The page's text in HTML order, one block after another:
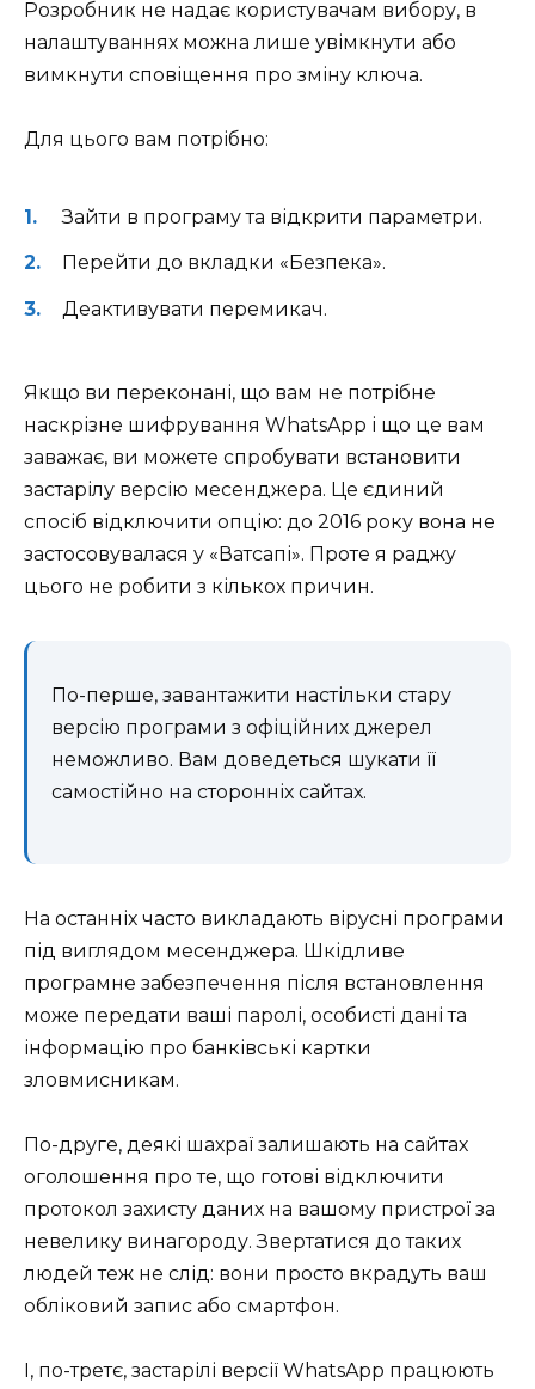
Розробник не надає користувачам вибору, в
налаштуваннях можна лише увімкнути або
вимкнути сповіщення про зміну ключа.
Для цього вам потрібно:
Зайти в програму та відкрити параметри.
Перейти до вкладки «Безпека».
Деактивувати перемикач.
Якщо ви переконані, що вам не потрібне
наскрізне шифрування WhatsApp і що це вам
заважає, ви можете спробувати встановити
застарілу версію месенджера. Це єдиний
спосіб відключити опцію: до 2016 року вона не
застосовувалася у «Ватсапі». Проте я раджу
цього не робити з кількох причин.
По-перше, завантажити настільки стару
версію програми з офіційних джерел
неможливо. Вам доведеться шукати її
самостійно на сторонніх сайтах.
На останніх часто викладають вірусні програми
під виглядом месенджера. Шкідливе
програмне забезпечення після встановлення
може передати ваші паролі, особисті дані та
інформацію про банківські картки
зловмисникам.
По-друге, деякі шахраї залишають на сайтах
оголошення про те, що готові відключити
протокол захисту даних на вашому пристрої за
невелику винагороду. Звертатися до таких
людей теж не слід: вони просто вкрадуть ваш
обліковий запис або смартфон.
І, по-третє, застарілі версії WhatsApp працюють